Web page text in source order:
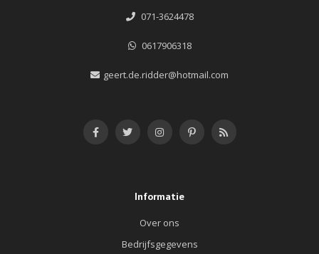
071-3624478
0617906318
geert.de.ridder@hotmail.com
Informatie
Over ons
Bedrijfsgegevens